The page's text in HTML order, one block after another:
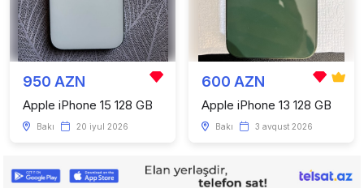
950 AZN
Apple iPhone 15 128 GB
Bakı 20 iyul 2026
600 AZN
Apple iPhone 13 128 GB
Bakı 3 avqust 2026